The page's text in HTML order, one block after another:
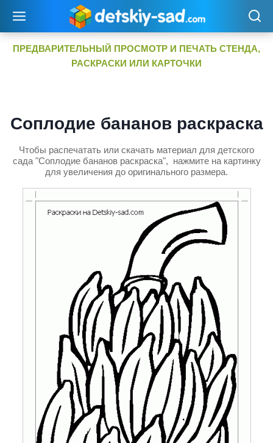
содержимому
ПРЕДВАРИТЕЛЬНЫЙ ПРОСМОТР И ПЕЧАТЬ СТЕНДА,
РАСКРАСКИ ИЛИ КАРТОЧКИ
Соплодие бананов раскраска
Чтобы распечатать или скачать материал для детского
сада "Соплодие бананов раскраска", нажмите на картинку
для увеличения до оригинального размера.